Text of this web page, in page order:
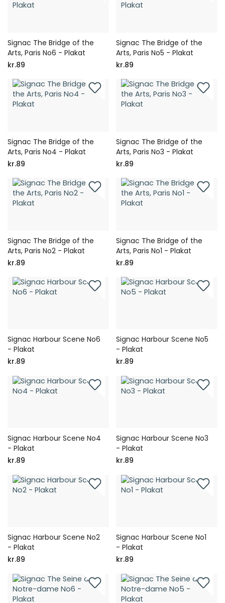
Signac The Bridge of the
Arts, Paris No6 - Plakat
kr.89
Signac The Bridge of the
Arts, Paris No5 - Plakat
kr.89
Signac The Bridge of the
Arts, Paris No4 - Plakat
kr.89
Signac The Bridge of the
Arts, Paris No3 - Plakat
kr.89
Signac The Bridge of the
Arts, Paris No2 - Plakat
kr.89
Signac The Bridge of the
Arts, Paris No1 - Plakat
kr.89
Signac Harbour Scene No6
- Plakat
kr.89
Signac Harbour Scene No5
- Plakat
kr.89
Signac Harbour Scene No4
- Plakat
kr.89
Signac Harbour Scene No3
- Plakat
kr.89
Signac Harbour Scene No2
- Plakat
kr.89
Signac Harbour Scene No1
- Plakat
kr.89